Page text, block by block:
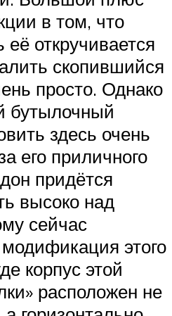
в том, что
откручивается
скопившийся
просто. Однако
бутылочный
здесь очень
его приличного
придётся
высоко над
сейчас
этого
корпус этой
расположен не